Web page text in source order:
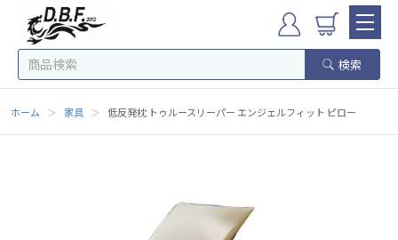
検索
ホーム ＞ 家具 ＞ 低反発枕 トゥルースリーパー エンジェルフィット ピロー